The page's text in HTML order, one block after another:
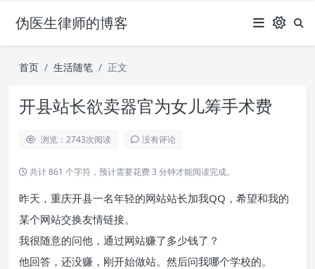
伪医生律师的博客
首页 生活随笔 正文
开县站长欲卖器官为女儿筹手术费
浏览：2743次阅读 没有评论
共计 861 个字符，预计需要花费 3 分钟才能阅读完成。
昨天，重庆开县一名年轻的网站站长加我QQ，希望和我的
某个网站交换友情链接。
我很随意的问他，通过网站赚了多少钱了？
他回答，还没赚，刚开始做站。然后问我哪个学校的。